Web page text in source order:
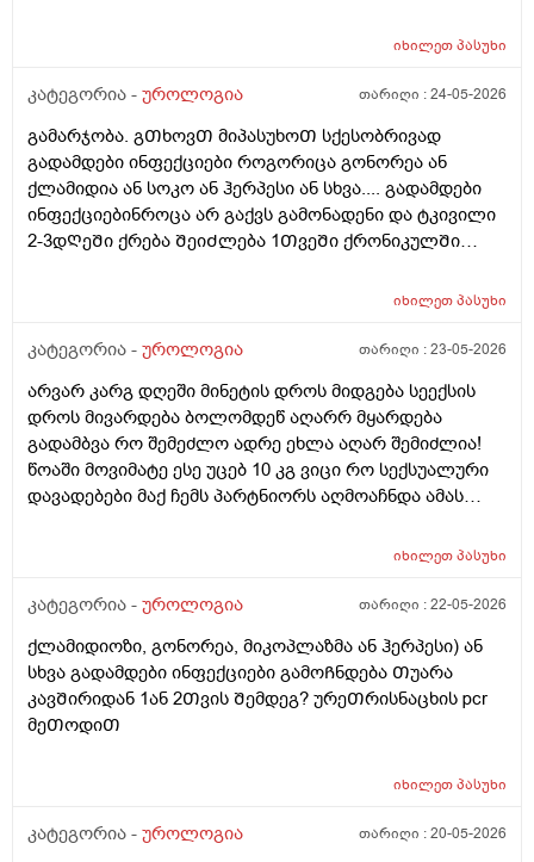
იხილეთპასუხი
კატეგორია - უროლოგია თარიღი :24-05-2026
გამარჯობა. გᲗხოვᲗ მიპასუხოᲗ სქესობრივად
გადამდები ინფექციები როგორიცა გონორეა ან
ქლამიდია ან სოკო ან ჰერპესი ან სხვა.... გადამდები
ინფექციებინროცა არ გაქვს გამონადენი და ტკივილი
2-3დᲦეᲨი ქრება ᲨეიᲫლება 1ᲗვეᲨი ქრონიკულᲨი
იხილეთპასუხი
კატეგორია - უროლოგია თარიღი :23-05-2026
არვარ კარგ დღეში მინეტის დროს მიდგება სეექსის
დროს მივარდება ბოლომდეწ აღარრ მყარდება
გადამბვა რო შემეძლო ადრე ეხლა აღარ შემიძლია!
წოაში მოვიმატე ესე უცებ 10 კგ ვიცი რო სექსუალური
დავადებები მაქ ჩემს პარტნიორს აღმოაჩნდა ამას
დამიჯდეება ანალიევი ექიმთან ვიზიდი რო ვიცოდე ამ
იხილეთპასუხი
კატეგორია - უროლოგია თარიღი :22-05-2026
ქლამიდიოზი, გონორეა, მიკოპლაზმა ან ჰერპესი) ან
სხვა გადამდები ინფექციები გამოᲩნდება Თუარა
კავᲨირიდან 1ან 2Თვის Შემდეგ? ურეᲗრისნაცხის pcr
მეᲗოდიᲗ
იხილეთპასუხი
კატეგორია - უროლოგია თარიღი :20-05-2026